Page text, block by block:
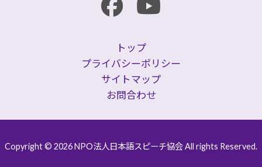
トップ
プライバシーポリシー
サイトマップ
お問合わせ
Copyright © 2026 NPO法人日本語スピーチ協会 All rights Reserved.